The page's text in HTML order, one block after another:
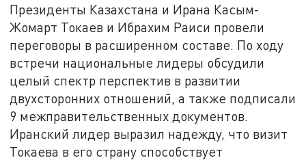
Президенты Казахстана и Ирана Касым-
Жомарт Токаев и Ибрахим Раиси провели
переговоры в расширенном составе. По ходу
встречи национальные лидеры обсудили
целый спектр перспектив в развитии
двухсторонних отношений, а также подписали
9 межправительственных документов.
Иранский лидер выразил надежду, что визит
Токаева в его страну способствует